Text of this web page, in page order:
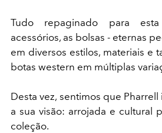
Tudo repaginado para
acessórios, as bolsas - eternas
em diversos estilos, materiais e
botas western em múltiplas
Desta vez, sentimos que
a sua visão: arrojada e cultural
coleção.